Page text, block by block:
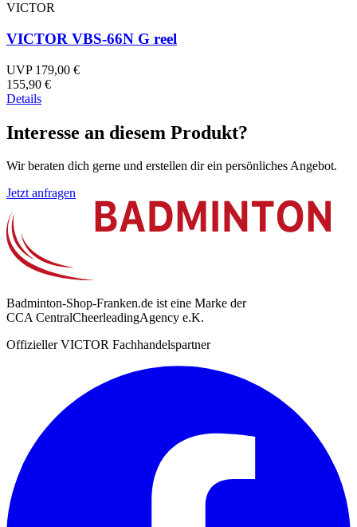
VICTOR
VICTOR VBS-66N G reel
UVP 179,00 €
155,90 €
Details
Interesse an diesem Produkt?
Wir beraten dich gerne und erstellen dir ein persönliches Angebot.
Jetzt anfragen
Badminton-Shop-Franken.de ist eine Marke der
CCA CentralCheerleadingAgency e.K.
Offizieller VICTOR Fachhandelspartner